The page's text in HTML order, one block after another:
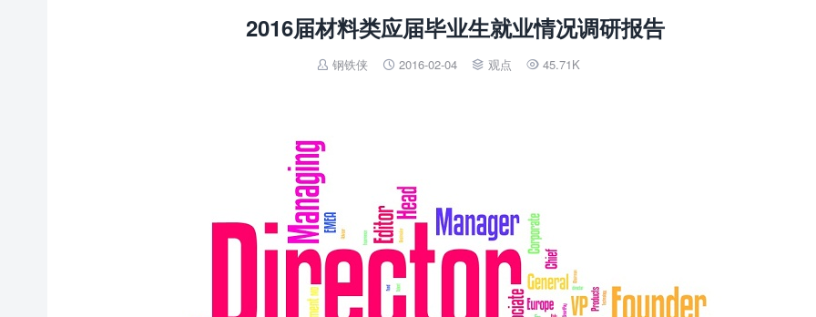
2016届材料类应届毕业生就业情况调研报告
 钢铁侠  2016-02-04  观点  45.71K